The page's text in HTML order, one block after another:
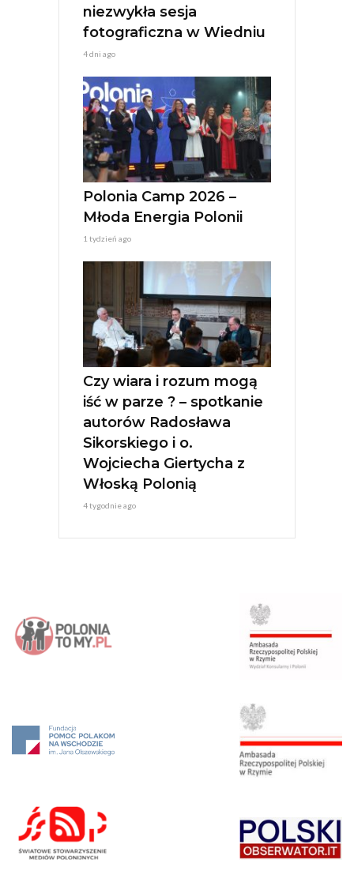
niezwykła sesja
fotograficzna w Wiedniu
4 dni ago
Polonia Camp 2026 –
Młoda Energia Polonii
1 tydzień ago
Czy wiara i rozum mogą
iść w parze ? – spotkanie
autorów Radosława
Sikorskiego i o.
Wojciecha Giertycha z
Włoską Polonią
4 tygodnie ago